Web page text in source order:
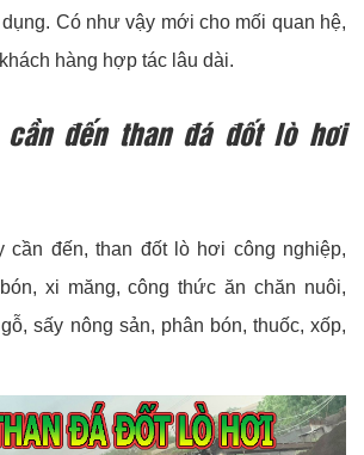
Có như vậy mới cho mối quan hệ,
hàng hợp tác lâu dài.
cần đến than đá đốt lò hơi
cần đến, than đốt lò hơi công nghiệp,
xi măng, công thức ăn chăn nuôi,
sấy nông sản, phân bón, thuốc, xốp,